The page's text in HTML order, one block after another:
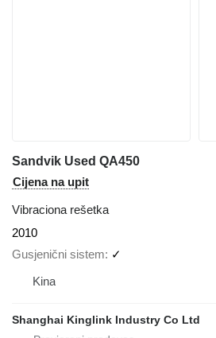
Sandvik Used QA450
Cijena na upit
Vibraciona rešetka
2010
Gusjenični sistem
✓
Kina
Shanghai Kinglink Industry Co Ltd